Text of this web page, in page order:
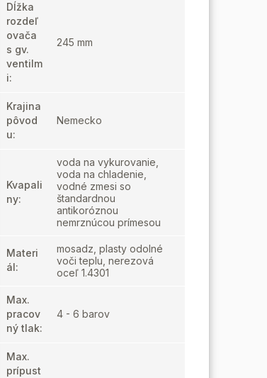
Dĺžka
rozdeľ
ovača
s gv.
ventilm
i:
245 mm
Krajina
pôvod
u:
Nemecko
Kvapali
ny:
voda na vykurovanie,
voda na chladenie,
vodné zmesi so
štandardnou
antikoróznou
nemrznúcou prímesou
Materi
ál:
mosadz, plasty odolné
voči teplu, nerezová
oceľ 1.4301
Max.
pracov
ný tlak:
4 - 6 barov
Max.
prípust